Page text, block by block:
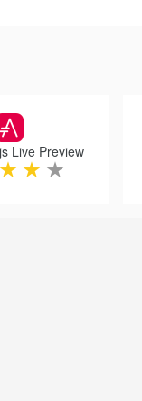
Live Preview
★ ★ ★